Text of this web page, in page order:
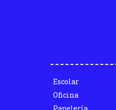
Escolar
Oficina